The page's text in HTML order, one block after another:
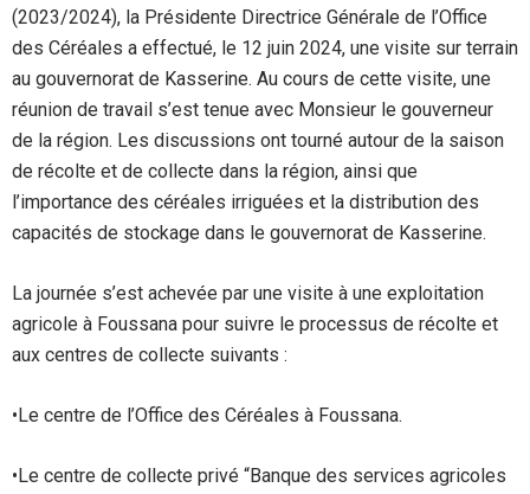
(2023/2024), la Présidente Directrice Générale de l’Office
des Céréales a effectué, le 12 juin 2024, une visite sur terrain
au gouvernorat de Kasserine. Au cours de cette visite, une
réunion de travail s’est tenue avec Monsieur le gouverneur
de la région. Les discussions ont tourné autour de la saison
de récolte et de collecte dans la région, ainsi que
l’importance des céréales irriguées et la distribution des
capacités de stockage dans le gouvernorat de Kasserine.
La journée s’est achevée par une visite à une exploitation
agricole à Foussana pour suivre le processus de récolte et
aux centres de collecte suivants :
•Le centre de l’Office des Céréales à Foussana.
•Le centre de collecte privé “Banque des services agricoles